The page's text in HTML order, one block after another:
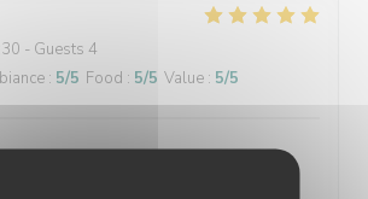
- Guests 4
: 5/5 Food : 5/5 Value : 5/5
les plats étaient très bon et soignés.